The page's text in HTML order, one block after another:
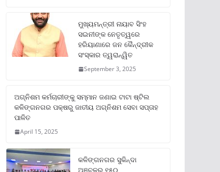
ମୁଖ୍ୟମନ୍ତ୍ରୀ ନାୟାବ ସିଂହ
ସଇନୀଙ୍କ ନେତୃତ୍ୱରେ
ହରିୟାଣାରେ ଜନ କୈନ୍ଦ୍ରୀକ
ସଂସ୍କାର ତ୍ୱରାନ୍ୱିତ
September 3, 2025
ଅଗ୍ନିଶମ କର୍ମଚାରୀଙ୍କୁ ସମ୍ମାନ ଜଣାଇ ଟାଟା ଷ୍ଟିଲ
କଳିଙ୍ଗନଗର ପକ୍ଷରୁ ଜାତୀୟ ଅଗ୍ନିଶମ ସେବା ସପ୍ତାହ
ପାଳିତ
April 15, 2025
କଳିଙ୍ଗନଗର ସୁକିନ୍ଦା
ଅଞ୍ଚଳର ୧୫୦